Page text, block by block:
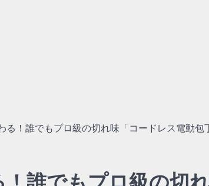
る！誰でもプロ級の切れ味「コードレス電動包